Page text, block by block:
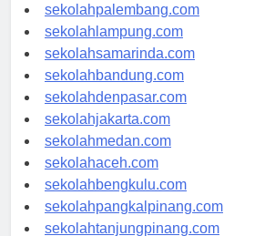
sekolahriau.com
sekolahpalembang.com
sekolahlampung.com
sekolahsamarinda.com
sekolahbandung.com
sekolahdenpasar.com
sekolahjakarta.com
sekolahmedan.com
sekolahaceh.com
sekolahbengkulu.com
sekolahpangkalpinang.com